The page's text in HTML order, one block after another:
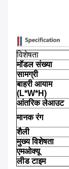
विशेषता
मॉडल संख्या
सामग्री
बाहरी आयाम
(L*W*H)
आंतरिक लेआउट
मानक रंग
शैली
मुख्य विशेषता
एमओक्यू
लीड टाइम